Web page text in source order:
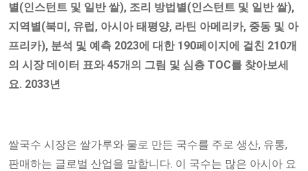
별(인스턴트 및 일반 쌀), 조리 방법별(인스턴트 및 일반 쌀),
지역별(북미, 유럽, 아시아 태평양, 라틴 아메리카, 중동 및 아
프리카), 분석 및 예측 2023에 대한 190페이지에 걸친 210개
의 시장 데이터 표와 45개의 그림 및 심층 TOC를 찾아보세
요. 2033년
쌀국수 시장은 쌀가루와 물로 만든 국수를 주로 생산, 유통,
판매하는 글로벌 산업을 말합니다. 이 국수는 많은 아시아 요